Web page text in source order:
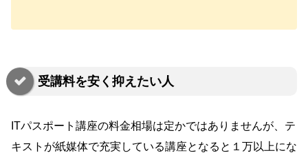
受講料を安く抑えたい人
ITパスポート講座の料金相場は定かではありませんが、テ
キストが紙媒体で充実している講座となると１万以上にな